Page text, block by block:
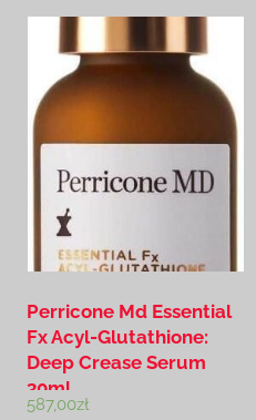
Perricone Md Essential
Fx Acyl-Glutathione:
Deep Crease Serum
30ml
587,00zł